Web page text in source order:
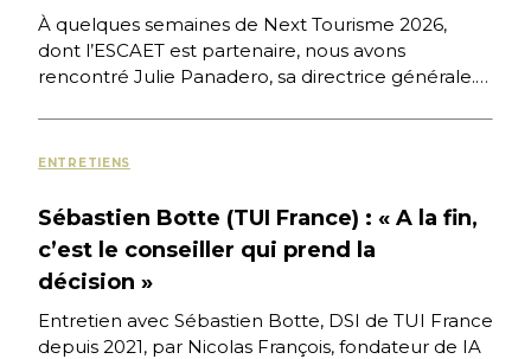
À quelques semaines de Next Tourisme 2026,
dont l’ESCAET est partenaire, nous avons
rencontré Julie Panadero, sa directrice générale.
ENTRETIENS
Sébastien Botte (TUI France) : « A la fin,
c’est le conseiller qui prend la
décision »
Entretien avec Sébastien Botte, DSI de TUI France
depuis 2021, par Nicolas François, fondateur de IA